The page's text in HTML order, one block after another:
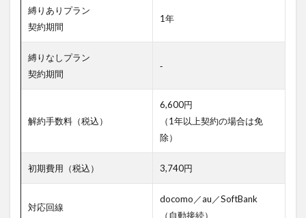
縛りありプラン
契約期間
1年
縛りなしプラン
契約期間
‐
解約手数料（税込）
6,600円
（1年以上契約の場合は免
除）
初期費用（税込） 3,740円
対応回線
docomo／au／SoftBank
（自動接続）